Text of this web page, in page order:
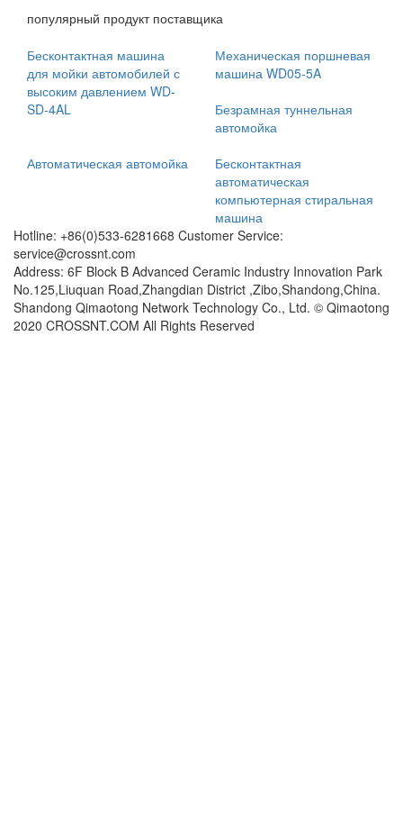
популярный продукт поставщика
Бесконтактная машина
для мойки автомобилей с
высоким давлением WD-
SD-4AL
Механическая поршневая
машина WD05-5A
Безрамная туннельная
автомойка
Автоматическая автомойка
Бесконтактная
автоматическая
компьютерная стиральная
машина
Hotline: +86(0)533-6281668 Customer Service:
service@crossnt.com
Address: 6F Block B Advanced Ceramic Industry Innovation Park
No.125,Liuquan Road,Zhangdian District ,Zibo,Shandong,China.
Shandong Qimaotong Network Technology Co., Ltd. © Qimaotong
2020 CROSSNT.COM All Rights Reserved